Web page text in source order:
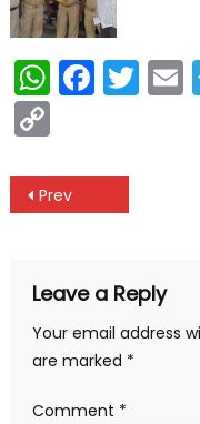
Copy
Post
Prev
Leave a Reply
Your email address
are marked *
Comment *